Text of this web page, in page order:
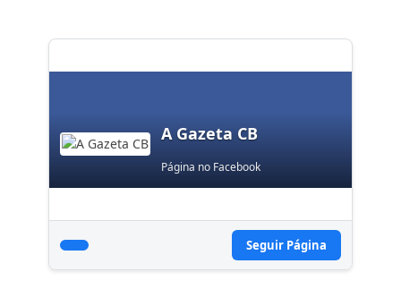
A Gazeta CB
Página no Facebook
Seguir Página